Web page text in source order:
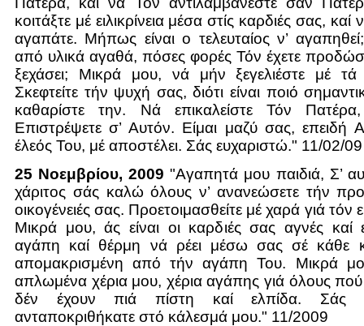
κοιτάξτε μέ ειλικρίνεια μέσα στίς καρδιές σας,
αγαπάτε. Μήπως είναι ο τελευταίος ν’
από υλικά αγαθά, πόσες φορές Τόν έχετε
ξεχάσει; Μικρά μου, νά μήν ξεγελιέστε μέ
Σκεφτείτε τήν ψυχή σας, διότι είναι ποιό
καθαρίστε την. Νά επικαλείστε Τόν
Επιστρέψετε σ’ Αυτόν. Είμαι μαζύ σας, επειδή
έλεός Του, μέ αποστέλει. Σάς ευχαριστώ." 11/02/09
25 Νοεμβρίου, 2009 "Αγαπητά μου παιδιά, Σ’
χάριτος σάς καλώ όλους ν’ ανανεώσετε τήν
οικογένειές σας. Προετοιμασθείτε μέ χαρά γιά τόν
Μικρά μου, άς είναι οι καρδιές σας αγνές καί
αγάπη καί θέρμη νά ρέει μέσω σας σέ κάθε
απομακρισμένη από τήν αγάπη Του. Μικρά
απλωμένα χέρια μου, χέρια αγάπης γιά όλους
δέν έχουν πιά πίστη καί ελπίδα. Σάς
ανταποκριθήκατε στό κάλεσμά μου." 11/2009